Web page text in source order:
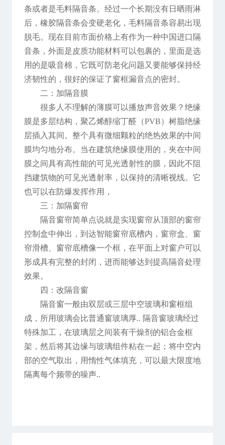
条或者是毛料隔音条。经过一个长期没有日晒雨淋
后，橡胶隔音条会变硬老化，毛料隔音条容易出现
脱毛。现在目前市面价格上有作为一种中国进口隔
音条，外面是皮质功能材料可以包裹的，里面是选
用的是吸音棉，它既可防老化问题又要能够保持经
济韧性的，很好的保证了窗框漏音点的密封。
二：加隔音膜
很多人不理解的薄膜可以播放声音效果？绝缘
膜是多层结构，聚乙烯醇缩丁醛（PVB）树脂绝缘
层插入其间。整个具有微细颗粒的绝热效果的中间
膜均匀地分布。当在建筑绝缘膜使用的，夹在中间
膜之间具有高性能的可见光透射性的膜，因此不阻
挡建筑物的可见光透射率，以保持的清晰视线。它
也可以在防爆发挥作用，
三：加隔窗帘
隔音窗帘简单点说就是实现窗帘从顶部的窗帘
控制盒中伸出，到达智能窗帘底槽内，窗帘盒、窗
帘滑槽、窗帘底槽像一个框，在平面上对窗户可以
形成具有完整的封闭，进而能够达到提高隔音处理
效果。
四：改隔音窗
隔音窗一般由双层或三层中空玻璃和窗框组
成，所用玻璃会比普通窗玻璃厚.. 隔音窗玻璃经过
特殊加工，在玻璃层之间装有干燥剂的铝合金框
架，然后将其边缘与玻璃组件粘在一起；将中空内
部的空气取出，用惰性气体填充，可以最大限度地
隔离每个频带的噪声..